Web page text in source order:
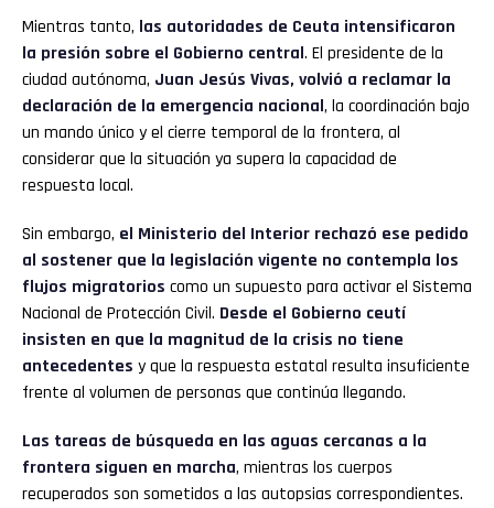
Mientras tanto, las autoridades de Ceuta intensificaron
la presión sobre el Gobierno central. El presidente de la
ciudad autónoma, Juan Jesús Vivas, volvió a reclamar la
declaración de la emergencia nacional, la coordinación bajo
un mando único y el cierre temporal de la frontera, al
considerar que la situación ya supera la capacidad de
respuesta local.
Sin embargo, el Ministerio del Interior rechazó ese pedido
al sostener que la legislación vigente no contempla los
flujos migratorios como un supuesto para activar el Sistema
Nacional de Protección Civil. Desde el Gobierno ceutí
insisten en que la magnitud de la crisis no tiene
antecedentes y que la respuesta estatal resulta insuficiente
frente al volumen de personas que continúa llegando.
Las tareas de búsqueda en las aguas cercanas a la
frontera siguen en marcha, mientras los cuerpos
recuperados son sometidos a las autopsias correspondientes.